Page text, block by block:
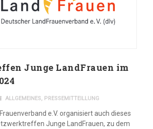
Junge LandFrauen im
ALLGEMEINES, PRESSEMITTEILLUNG
e.V. organisiert auch dieses
Junge LandFrauen, zu dem